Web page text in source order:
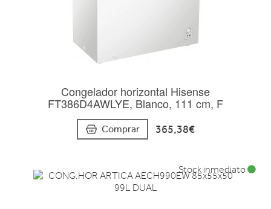
Congelador horizontal Hisense
FT386D4AWLYE, Blanco, 111 cm, F
Comprar 365,38€
Stock inmediato